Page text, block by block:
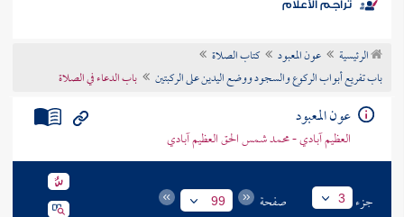
موضوعي
تراجم الأعلام
الرئيسية عون المعبود
كتاب الصلاة
باب تفريع أبواب الركوع والسجود ووضع اليدين على الركبتين
باب الدعاء في الصلاة
عون المعبود
العظيم آبادي - محمد شمس الحق العظيم آبادي
جزء 3 صفحة 99